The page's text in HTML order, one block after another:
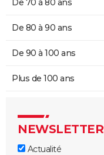
De 70 à 80 ans
De 80 à 90 ans
De 90 à 100 ans
Plus de 100 ans
Actualité